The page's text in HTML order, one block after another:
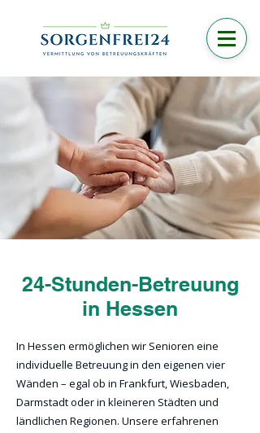
24-Stunden-Betreuung
in Hessen
In Hessen ermöglichen wir Senioren eine
individuelle Betreuung in den eigenen vier
Wänden – egal ob in Frankfurt, Wiesbaden,
Darmstadt oder in kleineren Städten und
ländlichen Regionen. Unsere erfahrenen